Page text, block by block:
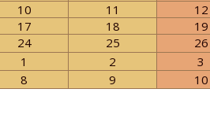
10 11
12
17 18
19
24 25
26
1 2
3
8 9 10